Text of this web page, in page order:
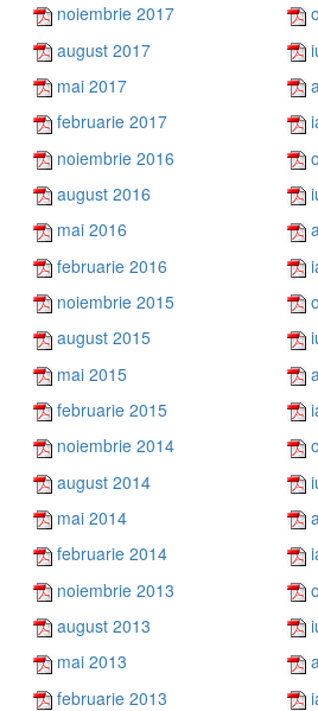
noiembrie 2017
august 2017
mai 2017
februarie 2017
noiembrie 2016
august 2016
mai 2016
februarie 2016
noiembrie 2015
august 2015
mai 2015
februarie 2015
noiembrie 2014
august 2014
mai 2014
februarie 2014
noiembrie 2013
august 2013
mai 2013
februarie 2013